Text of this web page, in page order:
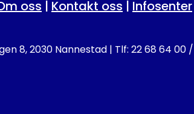
oss | Kontakt oss | Infosenter
8, 2030 Nannestad | Tlf: 22 68 64 00